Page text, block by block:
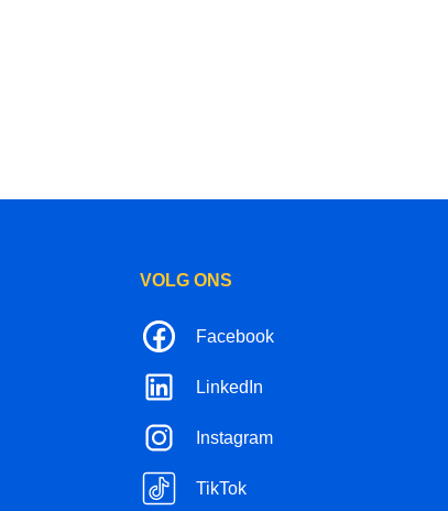
VOLG ONS
Facebook
LinkedIn
Instagram
TikTok